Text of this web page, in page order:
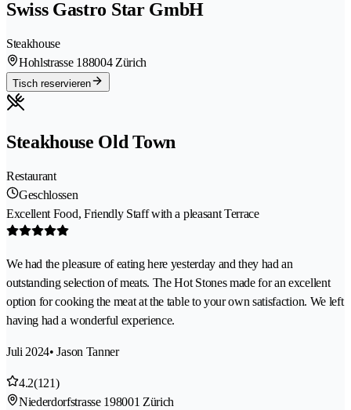
Swiss Gastro Star GmbH
Steakhouse
Hohlstrasse 188004 Zürich
Tisch reservieren
Steakhouse Old Town
Restaurant
Geschlossen
Excellent Food, Friendly Staff with a pleasant Terrace
We had the pleasure of eating here yesterday and they had an
outstanding selection of meats. The Hot Stones made for an excellent
option for cooking the meat at the table to your own satisfaction. We left
having had a wonderful experience.
Juli 2024• Jason Tanner
4.2(121)
Niederdorfstrasse 198001 Zürich